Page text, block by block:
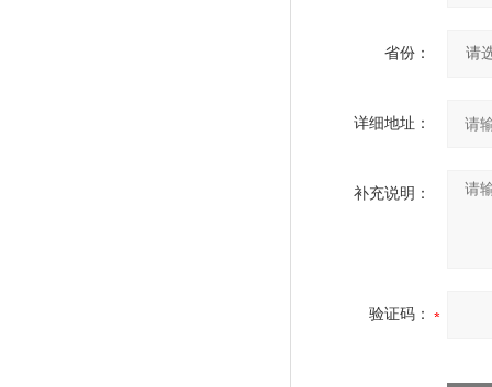
省份：
详细地址：
补充说明：
验证码：